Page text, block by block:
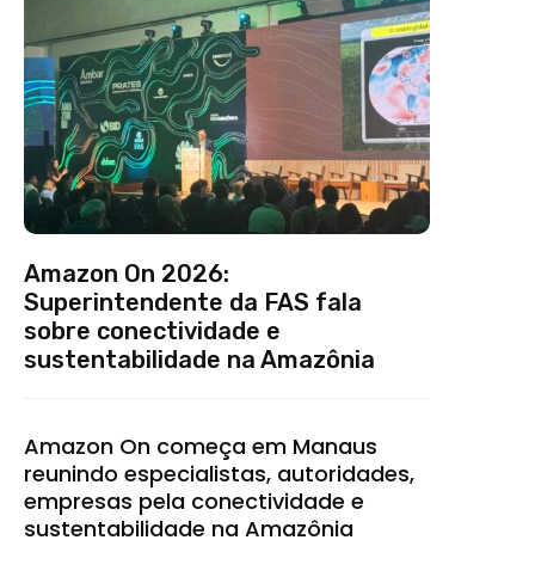
Amazon On 2026:
Superintendente da FAS fala
sobre conectividade e
sustentabilidade na Amazônia
Amazon On começa em Manaus
reunindo especialistas, autoridades,
empresas pela conectividade e
sustentabilidade na Amazônia